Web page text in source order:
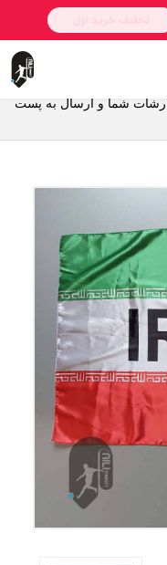
شما و ارسال به پست